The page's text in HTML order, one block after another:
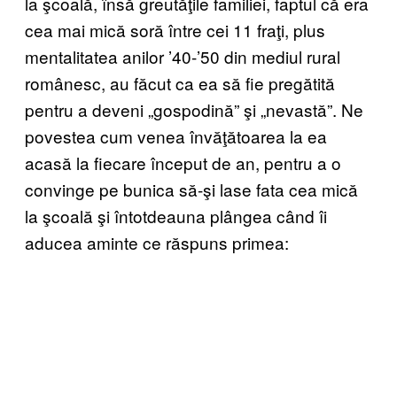
cea mai mică soră între cei 11 fraţi, plus
mentalitatea anilor ’40-’50 din mediul rural
românesc, au făcut ca ea să fie pregătită
pentru a deveni „gospodină” şi „nevastă”. Ne
povestea cum venea învăţătoarea la ea
acasă la fiecare început de an, pentru a o
convinge pe bunica să-şi lase fata cea mică
la şcoală şi întotdeauna plângea când îi
aducea aminte ce răspuns primea: